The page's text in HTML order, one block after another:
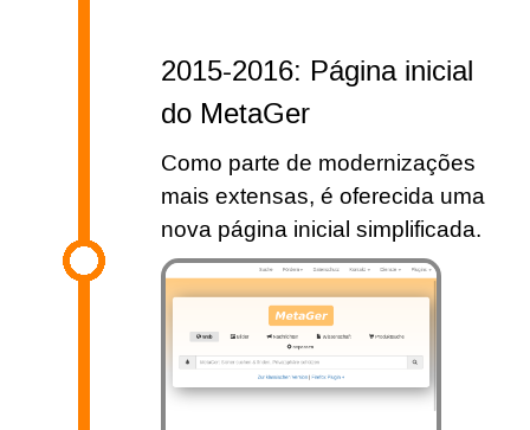
2015-2016: Página inicial
do MetaGer
Como parte de modernizações
mais extensas, é oferecida uma
nova página inicial simplificada.